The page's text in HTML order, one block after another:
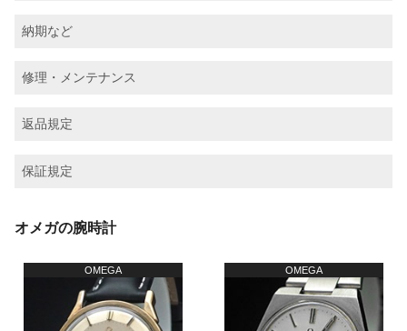
納期など
修理・メンテナンス
返品規定
保証規定
オメガの腕時計
OMEGA OMEGA